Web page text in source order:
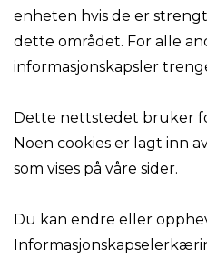
enheten hvis de er
dette området. For alle
informasjonskapsler
Dette nettstedet bruker
Noen cookies er lagt inn
som vises på våre sider.
Du kan endre eller